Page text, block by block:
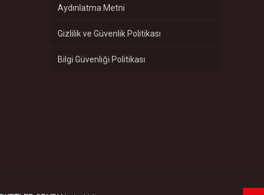
Aydınlatma Metni
Gizlilik ve Güvenlik Politikası
Bilgi Güvenliği Politikası